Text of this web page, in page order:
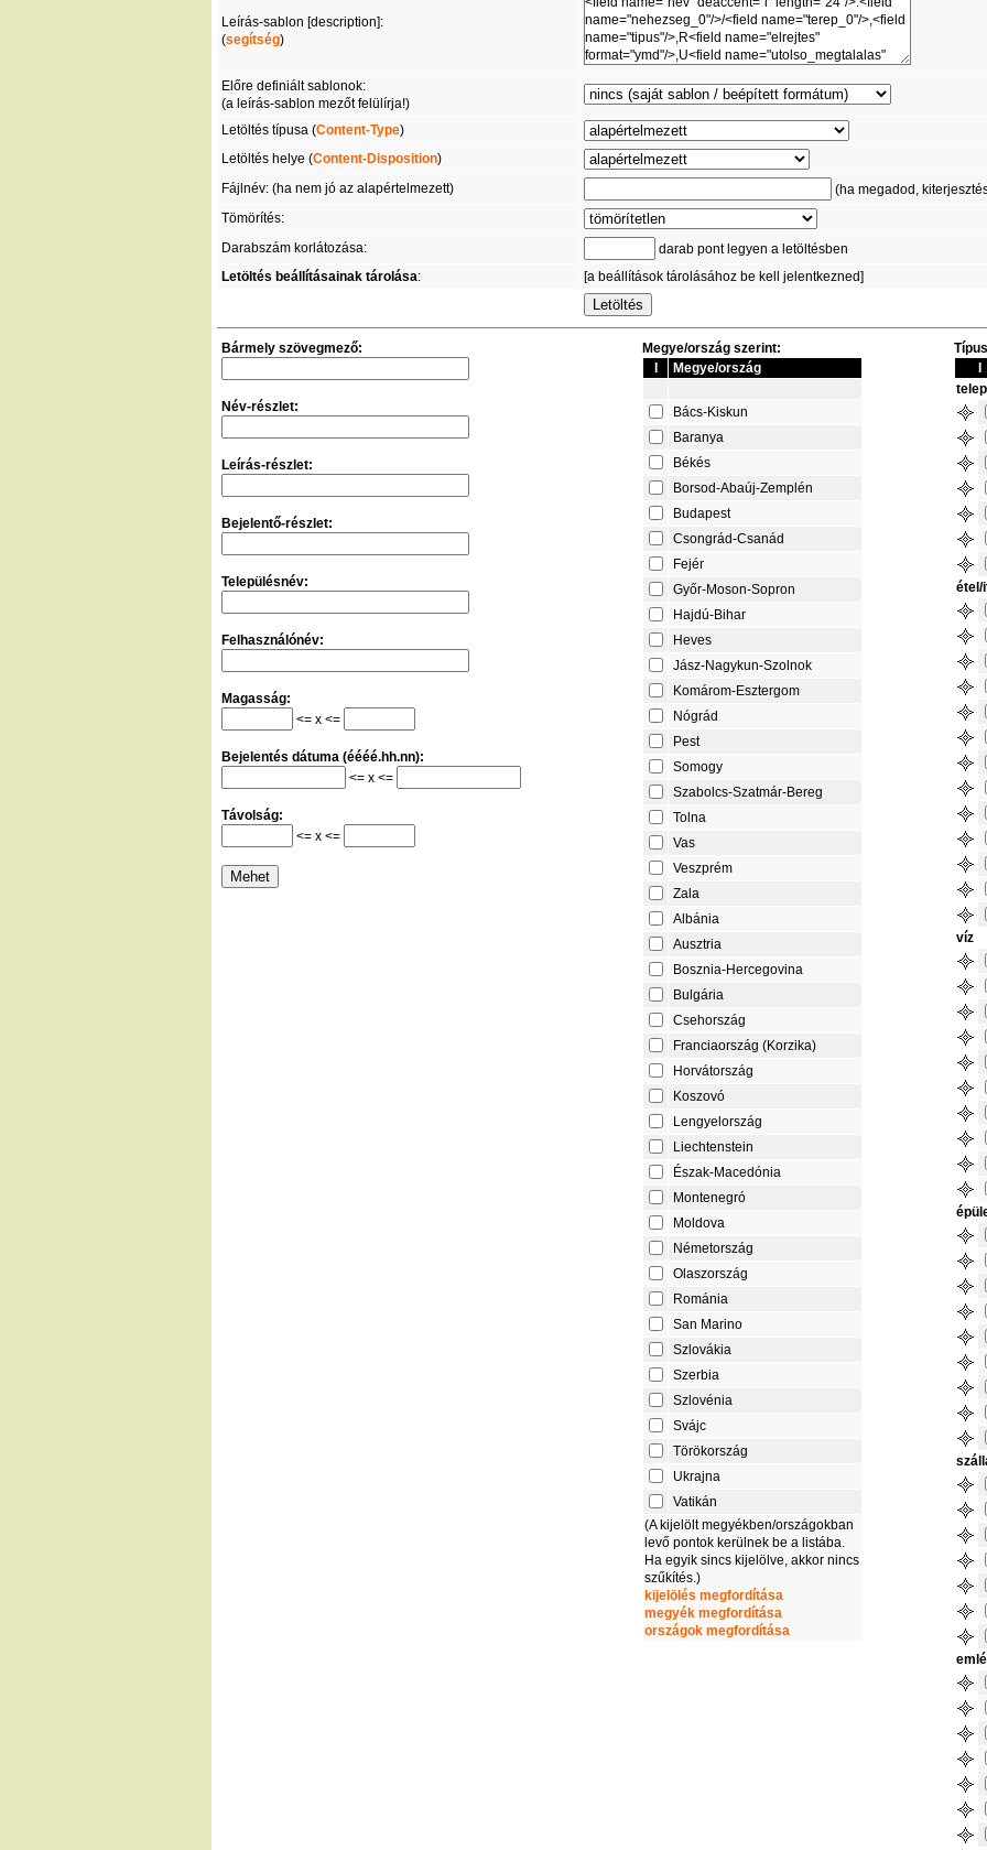
Leírás-sablon [description]:
(segítség)
Előre definiált sablonok:
(a leírás-sablon mezőt felülírja!)
Letöltés típusa (Content-Type)
Letöltés helye (Content-Disposition)
Fájlnév: (ha nem jó az alapértelmezett)
(ha megadod,
Tömörítés:
Darabszám korlátozása:
darab pont legyen a letöltésben
Letöltés beállításainak tárolása: [a beállítások tárolásához be kell jelentkezned]
Bármely szövegmező:
Név-részlet:
Leírás-részlet:
Bejelentő-részlet:
Településnév:
Felhasználónév:
Magasság:
<= x <=
Bejelentés dátuma (éééé.hh.nn):
<= x <=
Távolság:
<= x <=
Megye/ország szerint:
Megye/ország
Bács-Kiskun
Baranya
Békés
Borsod-Abaúj-Zemplén
Budapest
Csongrád-Csanád
Fejér
Győr-Moson-Sopron
Hajdú-Bihar
Heves
Jász-Nagykun-Szolnok
Komárom-Esztergom
Nógrád
Pest
Somogy
Szabolcs-Szatmár-Bereg
Tolna
Vas
Veszprém
Zala
Albánia
Ausztria
Bosznia-Hercegovina
Bulgária
Csehország
Franciaország (Korzika)
Horvátország
Koszovó
Lengyelország
Liechtenstein
Észak-Macedónia
Montenegró
Moldova
Németország
Olaszország
Románia
San Marino
Szlovákia
Szerbia
Szlovénia
Svájc
Törökország
Ukrajna
Vatikán
(A kijelölt megyékben/országokban
levő pontok kerülnek be a listába.
Ha egyik sincs kijelölve, akkor nincs
szűkítés.)
kijelölés megfordítása
megyék megfordítása
országok megfordítása
étel/
víz